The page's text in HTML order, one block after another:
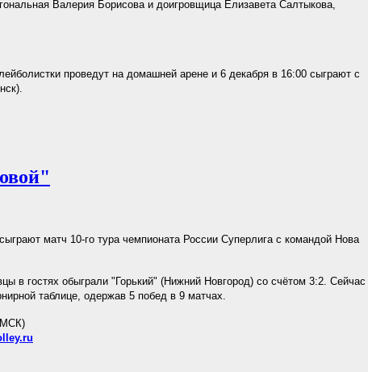
Валерия Борисова и доигровщица Елизавета Салтыкова,
проведут на домашней арене и 6 декабря в 16:00 сыграют с
матч 10-го тура чемпионата России Суперлига с командой Нова
в гостях обыграли "Горький" (Нижний Новгород) со счётом 3:2. Сейчас
таблице, одержав 5 побед в 9 матчах.